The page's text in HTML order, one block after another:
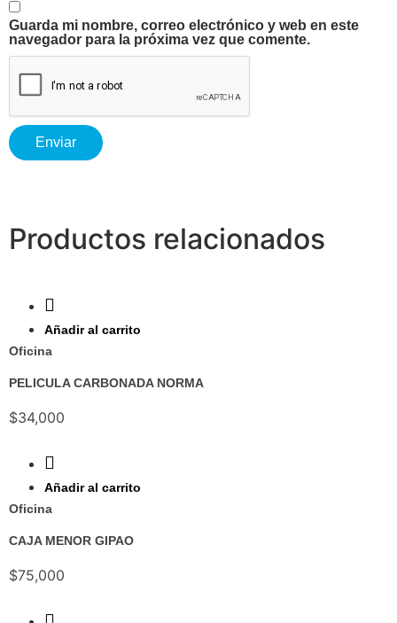
Guarda mi nombre, correo electrónico y web en este
navegador para la próxima vez que comente.
Productos relacionados
Añadir al carrito
Oficina
PELICULA CARBONADA NORMA
$34,000
Añadir al carrito
Oficina
CAJA MENOR GIPAO
$75,000